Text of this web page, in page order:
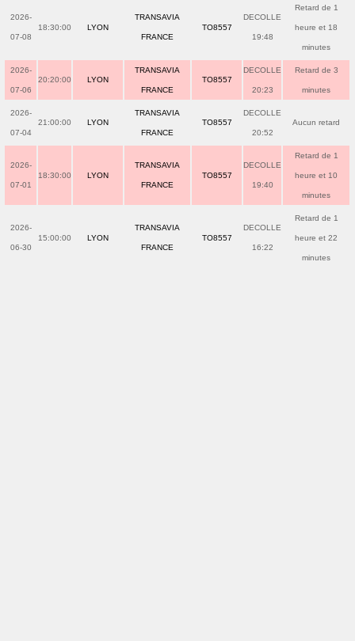
2026-
07-08
18:30:00 LYON
TRANSAVIA
FRANCE
TO8557
DECOLLE
19:48
Retard de 1
heure et 18
minutes
2026-
07-06
20:20:00 LYON
TRANSAVIA
FRANCE
TO8557
DECOLLE
20:23
Retard de 3
minutes
2026-
07-04
21:00:00 LYON
TRANSAVIA
FRANCE
TO8557
DECOLLE
20:52
Aucun retard
2026-
07-01
18:30:00 LYON
TRANSAVIA
FRANCE
TO8557
DECOLLE
19:40
Retard de 1
heure et 10
minutes
2026-
06-30
15:00:00 LYON
TRANSAVIA
FRANCE
TO8557
DECOLLE
16:22
Retard de 1
heure et 22
minutes